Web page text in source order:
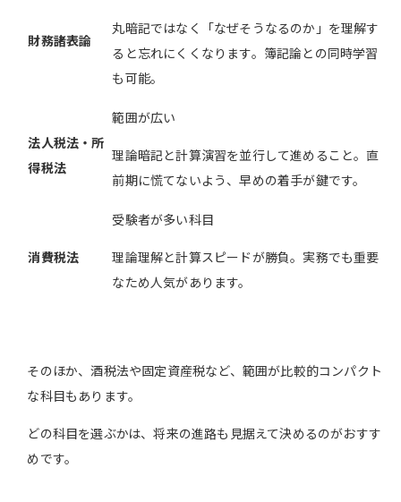
財務諸表論
丸暗記ではなく「なぜそうなるのか」を理解す
ると忘れにくくなります。簿記論との同時学習
も可能。
法人税法・所
得税法
範囲が広い
理論暗記と計算演習を並行して進めること。直
前期に慌てないよう、早めの着手が鍵です。
消費税法
受験者が多い科目
理論理解と計算スピードが勝負。実務でも重要
なため人気があります。
そのほか、酒税法や固定資産税など、範囲が比較的コンパクト
な科目もあります。
どの科目を選ぶかは、将来の進路も見据えて決めるのがおすす
めです。